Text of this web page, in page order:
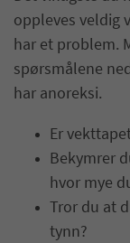
oppleves veldig
har et problem.
spørsmålene
har anoreksi.
Er
Bekymrer
hvor mye
Tror du at
tynn?